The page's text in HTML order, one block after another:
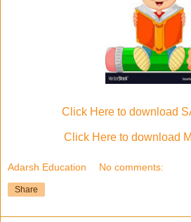
Click Here to download
Click Here to download
Adarsh Education No comments:
Share